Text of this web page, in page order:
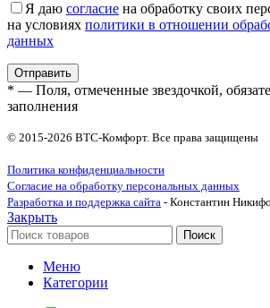
Я даю согласие на обработку своих
на условиях политики в отношении
данных
* — Поля, отмеченные звездочкой,
заполнения
© 2015-2026 ВТС-Комфорт. Все права защищены
Политика конфиденциальности
Согласие на обработку персональных данных
Разработка и поддержка сайта - Константин
Закрыть
Поиск
Меню
Категории